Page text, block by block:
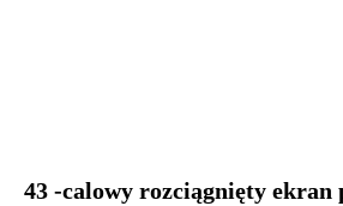
43 -calowy rozciągnięty ekran